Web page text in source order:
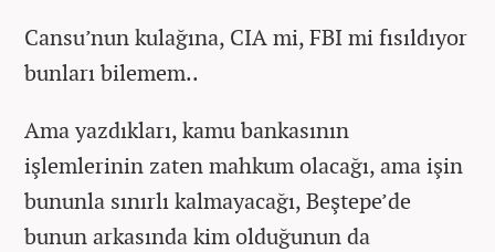
Cansu’nun kulağına, CIA mi, FBI mi fısıldıyor
bunları bilemem..
Ama yazdıkları, kamu bankasının
işlemlerinin zaten mahkum olacağı, ama işin
bununla sınırlı kalmayacağı, Beştepe’de
bunun arkasında kim olduğunun da